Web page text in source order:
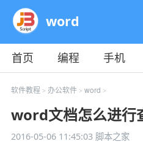
word
首页 编程 手机
教程
平面 服务器
软件教程 > 办公软件> word >
word文档怎么进行
2016-05-06 11:45:03脚本之家